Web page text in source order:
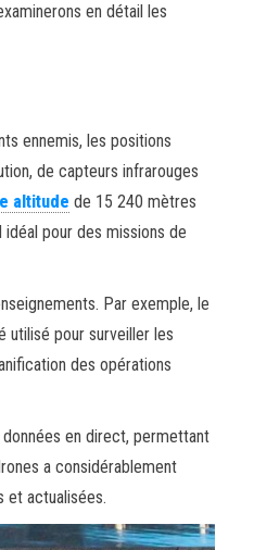
en détail les
ennemis, les positions
de capteurs infrarouges
altitude de 15 240 mètres
pour des missions de
Par exemple, le
utilisé pour surveiller les
des opérations
en direct, permettant
a considérablement
et actualisées.